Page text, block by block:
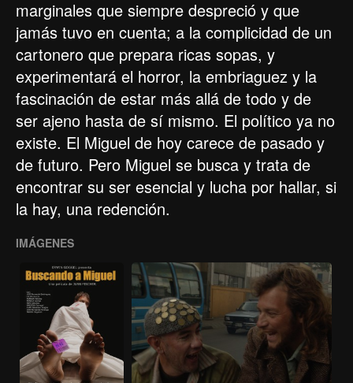
marginales que siempre despreció y que
jamás tuvo en cuenta; a la complicidad de un
cartonero que prepara ricas sopas, y
experimentará el horror, la embriaguez y la
fascinación de estar más allá de todo y de
ser ajeno hasta de sí mismo. El político ya no
existe. El Miguel de hoy carece de pasado y
de futuro. Pero Miguel se busca y trata de
encontrar su ser esencial y lucha por hallar, si
la hay, una redención.
IMÁGENES